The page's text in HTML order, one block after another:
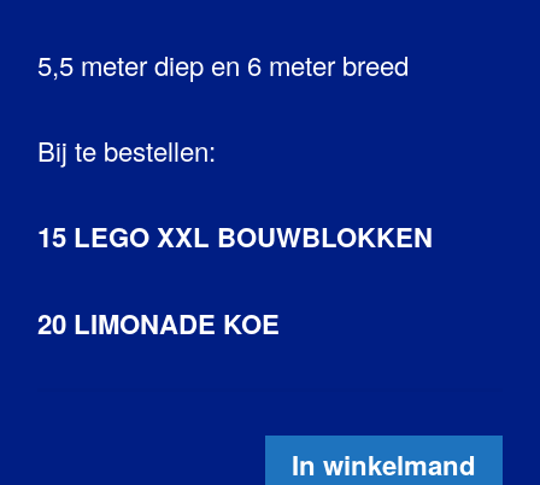
5,5 meter diep en 6 meter breed
Bij te bestellen:
15 LEGO XXL BOUWBLOKKEN
20 LIMONADE KOE
In winkelmand